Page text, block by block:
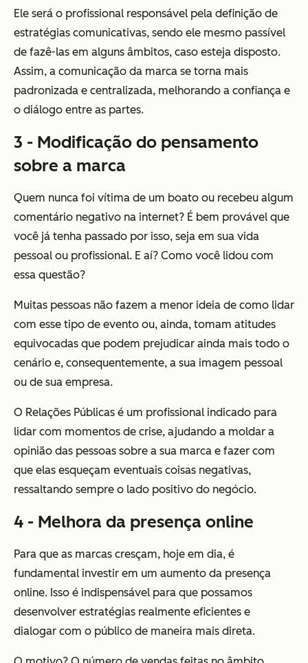
Ele será o profissional responsável pela definição de
estratégias comunicativas, sendo ele mesmo passível
de fazê-las em alguns âmbitos, caso esteja disposto.
Assim, a comunicação da marca se torna mais
padronizada e centralizada, melhorando a confiança e
o diálogo entre as partes.
3 - Modificação do pensamento
sobre a marca
Quem nunca foi vítima de um boato ou recebeu algum
comentário negativo na internet? É bem provável que
você já tenha passado por isso, seja em sua vida
pessoal ou profissional. E aí? Como você lidou com
essa questão?
Muitas pessoas não fazem a menor ideia de como lidar
com esse tipo de evento ou, ainda, tomam atitudes
equivocadas que podem prejudicar ainda mais todo o
cenário e, consequentemente, a sua imagem pessoal
ou de sua empresa.
O Relações Públicas é um profissional indicado para
lidar com momentos de crise, ajudando a moldar a
opinião das pessoas sobre a sua marca e fazer com
que elas esqueçam eventuais coisas negativas,
ressaltando sempre o lado positivo do negócio.
4 - Melhora da presença online
Para que as marcas cresçam, hoje em dia, é
fundamental investir em um aumento da presença
online. Isso é indispensável para que possamos
desenvolver estratégias realmente eficientes e
dialogar com o público de maneira mais direta.